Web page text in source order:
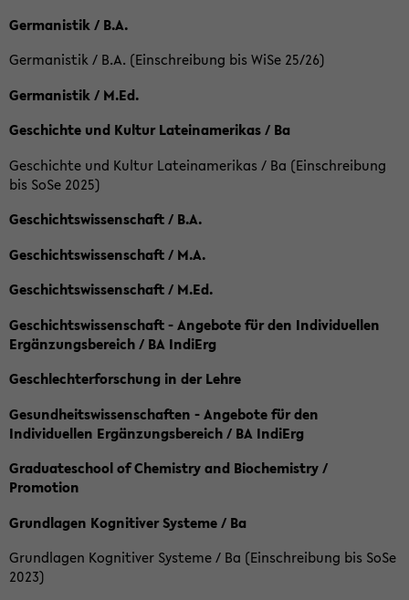
Germanistik / B.A.
Germanistik / B.A. (Einschreibung bis WiSe 25/26)
Germanistik / M.Ed.
Geschichte und Kultur Lateinamerikas / Ba
Geschichte und Kultur Lateinamerikas / Ba (Einschreibung
bis SoSe 2025)
Geschichtswissenschaft / B.A.
Geschichtswissenschaft / M.A.
Geschichtswissenschaft / M.Ed.
Geschichtswissenschaft - Angebote für den Individuellen
Ergänzungsbereich / BA IndiErg
Geschlechterforschung in der Lehre
Gesundheitswissenschaften - Angebote für den
Individuellen Ergänzungsbereich / BA IndiErg
Graduateschool of Chemistry and Biochemistry /
Promotion
Grundlagen Kognitiver Systeme / Ba
Grundlagen Kognitiver Systeme / Ba (Einschreibung bis SoSe
2023)